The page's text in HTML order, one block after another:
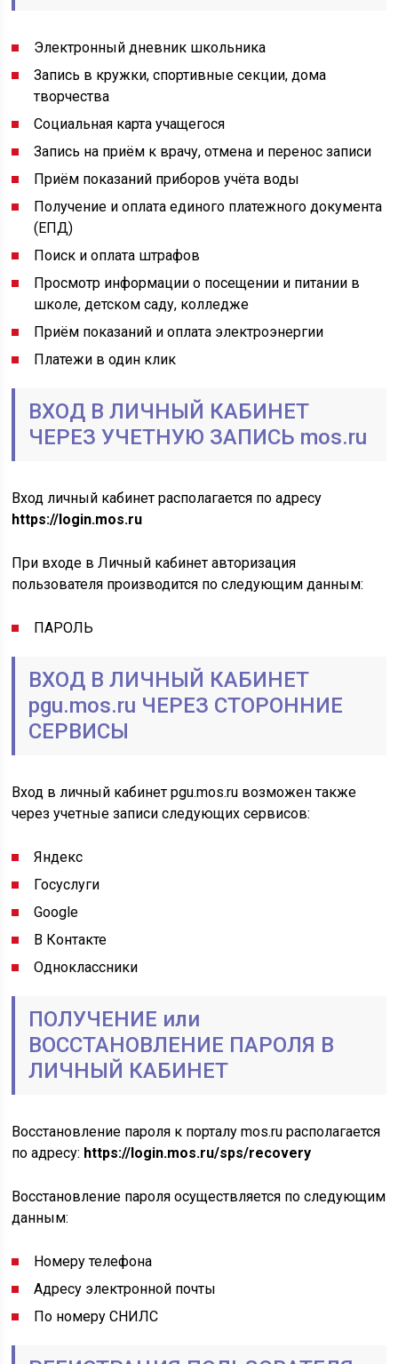
Электронный дневник школьника
Запись в кружки, спортивные секции, дома
творчества
Социальная карта учащегося
Запись на приём к врачу, отмена и перенос записи
Приём показаний приборов учёта воды
Получение и оплата единого платежного документа
(ЕПД)
Поиск и оплата штрафов
Просмотр информации о посещении и питании в
школе, детском саду, колледже
Приём показаний и оплата электроэнергии
Платежи в один клик
ВХОД В ЛИЧНЫЙ КАБИНЕТ
ЧЕРЕЗ УЧЕТНУЮ ЗАПИСЬ mos.ru
Вход личный кабинет располагается по адресу
https://login.mos.ru
При входе в Личный кабинет авторизация
пользователя производится по следующим данным:
ПАРОЛЬ
ВХОД В ЛИЧНЫЙ КАБИНЕТ
pgu.mos.ru ЧЕРЕЗ СТОРОННИЕ
СЕРВИСЫ
Вход в личный кабинет pgu.mos.ru возможен также
через учетные записи следующих сервисов:
Яндекс
Госуслуги
Google
В Контакте
Одноклассники
ПОЛУЧЕНИЕ или
ВОССТАНОВЛЕНИЕ ПАРОЛЯ В
ЛИЧНЫЙ КАБИНЕТ
Восстановление пароля к порталу mos.ru располагается
по адресу: https://login.mos.ru/sps/recovery
Восстановление пароля осуществляется по следующим
данным:
Номеру телефона
Адресу электронной почты
По номеру СНИЛС